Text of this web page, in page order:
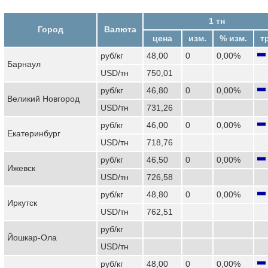
Город Валюта
1 тн
цена
изм. % изм.
Барнаул
руб/кг 48,00 0
0,00%
USD/тн
750,01
Великий Новгород
руб/кг 46,80 0
0,00%
USD/тн
731,26
Екатеринбург
руб/кг 46,00 0
0,00%
USD/тн
718,76
Ижевск
руб/кг 46,50 0
0,00%
USD/тн
726,58
Иркутск
руб/кг 48,80 0
0,00%
USD/тн
762,51
Йошкар-Ола
руб/кг
USD/тн
руб/кг 48,00 0 0,00%